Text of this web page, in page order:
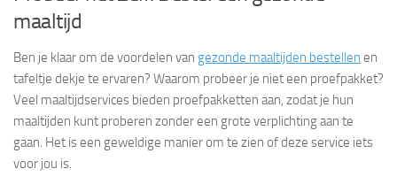
maaltijd
Ben je klaar om de voordelen van gezonde maaltijden bestellen en
tafeltje dekje te ervaren? Waarom probeer je niet een proefpakket?
Veel maaltijdservices bieden proefpakketten aan, zodat je hun
maaltijden kunt proberen zonder een grote verplichting aan te
gaan. Het is een geweldige manier om te zien of deze service iets
voor jou is.